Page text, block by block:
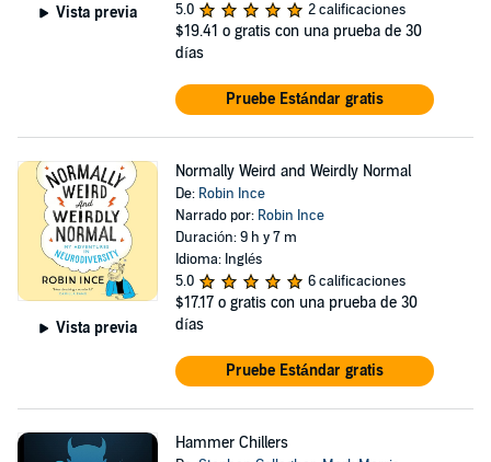
Vista previa
5.0
2 calificaciones
$19.41 o gratis con una prueba de 30
días
Pruebe Estándar gratis
Vista previa
Normally Weird and Weirdly Normal
De: Robin Ince
Narrado por: Robin Ince
Duración: 9 h y 7 m
Idioma: Inglés
5.0
6 calificaciones
$17.17 o gratis con una prueba de 30
días
Pruebe Estándar gratis
Hammer Chillers